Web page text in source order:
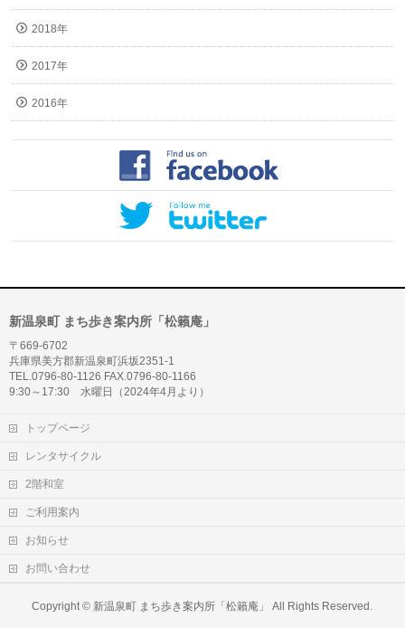
2018年
2017年
2016年
新温泉町 まち歩き案内所「松籟庵」
〒669-6702
兵庫県美方郡新温泉町浜坂2351-1
TEL.0796-80-1126 FAX.0796-80-1166
9:30～17:30 水曜日（2024年4月より）
トップページ
レンタサイクル
2階和室
ご利用案内
お知らせ
お問い合わせ
Copyright © 新温泉町 まち歩き案内所「松籟庵」 All Rights Reserved.